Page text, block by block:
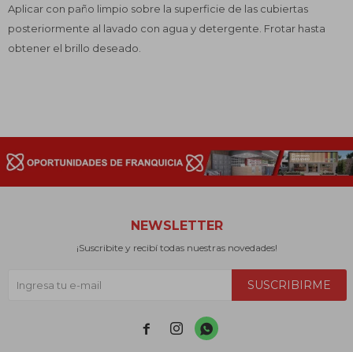
Aplicar con paño limpio sobre la superficie de las cubiertas
posteriormente al lavado con agua y detergente. Frotar hasta
obtener el brillo deseado.
NEWSLETTER
¡Suscribite y recibí todas nuestras novedades!
SUSCRIBIRME
  